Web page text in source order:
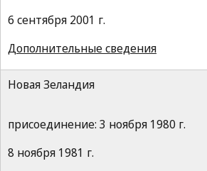
6 сентября 2001 г.
Дополнительные сведения
Новая Зеландия
присоединение: 3 ноября 1980 г.
8 ноября 1981 г.